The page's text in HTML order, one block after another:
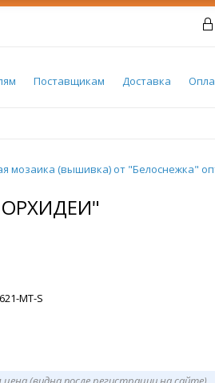
Поставщикам Доставка
мозаика (вышивка) от "Белоснежка"
621-MT-S